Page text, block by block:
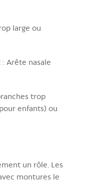
large ou
: Arête nasale
trop
enfants) ou
un rôle. Les
montures le